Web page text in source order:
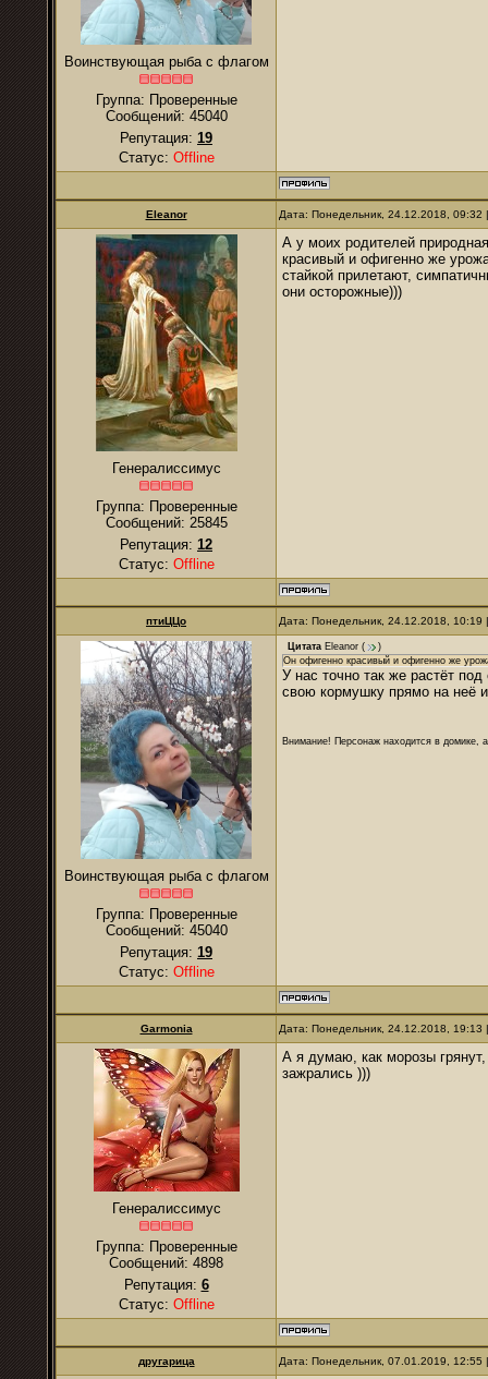
Воинствующая рыба с флагом
Группа: Проверенные
Сообщений: 45040
Репутация: 19
Статус: Offline
Eleanor Дата: Понедельник, 24.12.2018,
Генералиссимус
Группа: Проверенные
Сообщений: 25845
Репутация: 12
Статус: Offline
А у моих родителей
красивый и офигенно же
стайкой прилетают,
они осторожные)))
птиЦЦо Дата: Понедельник, 24.12.2018,
Воинствующая рыба с флагом
Группа: Проверенные
Сообщений: 45040
Репутация: 19
Статус: Offline
Цитата Eleanor (
)
Он офигенно красивый и офигенно же
У нас точно так же растёт
свою кормушку прямо на неё
Внимание! Персонаж находится в домике,
Garmonia Дата: Понедельник, 24.12.2018,
Генералиссимус
Группа: Проверенные
Сообщений: 4898
Репутация: 6
Статус: Offline
А я думаю, как морозы грянут,
зажрались )))
другарица Дата: Понедельник, 07.01.2019,